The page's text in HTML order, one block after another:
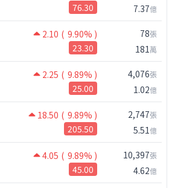
76.30 7.37億
2.10 ( 9.90% )
23.30
78張
181萬
2.25 ( 9.89% )
25.00
4,076張
1.02億
18.50 ( 9.89% )
205.50
2,747張
5.51億
4.05 ( 9.89% )
45.00
10,397張
4.62億